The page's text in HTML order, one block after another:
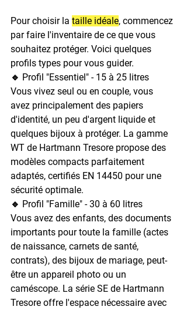
Pour choisir la taille idéale, commencez
par faire l'inventaire de ce que vous
souhaitez protéger. Voici quelques
profils types pour vous guider.
🔹 Profil "Essentiel" - 15 à 25 litres
Vous vivez seul ou en couple, vous
avez principalement des papiers
d'identité, un peu d'argent liquide et
quelques bijoux à protéger. La gamme
WT de Hartmann Tresore propose des
modèles compacts parfaitement
adaptés, certifiés EN 14450 pour une
sécurité optimale.
🔹 Profil "Famille" - 30 à 60 litres
Vous avez des enfants, des documents
importants pour toute la famille (actes
de naissance, carnets de santé,
contrats), des bijoux de mariage, peut-
être un appareil photo ou un
caméscope. La série SE de Hartmann
Tresore offre l'espace nécessaire avec